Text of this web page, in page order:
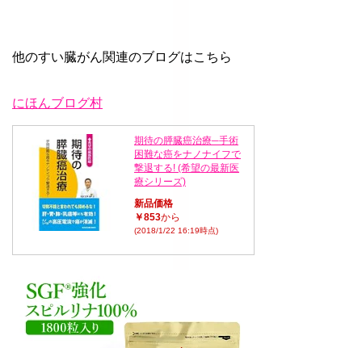
他のすい臓がん関連のブログはこちら
にほんブログ村
期待の膵臓癌治療─手術
困難な癌をナノナイフで
撃退する! (希望の最新医
療シリーズ)
新品価格
￥853から
(2018/1/22 16:19時点)